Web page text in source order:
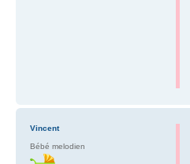
Vincent
Bébé melodien